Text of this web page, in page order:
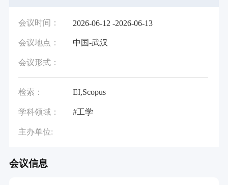
会议时间： 2026-06-12 -2026-06-13
会议地点： 中国-武汉
会议形式：
检索： EI,Scopus
学科领域： #工学
主办单位:
会议信息